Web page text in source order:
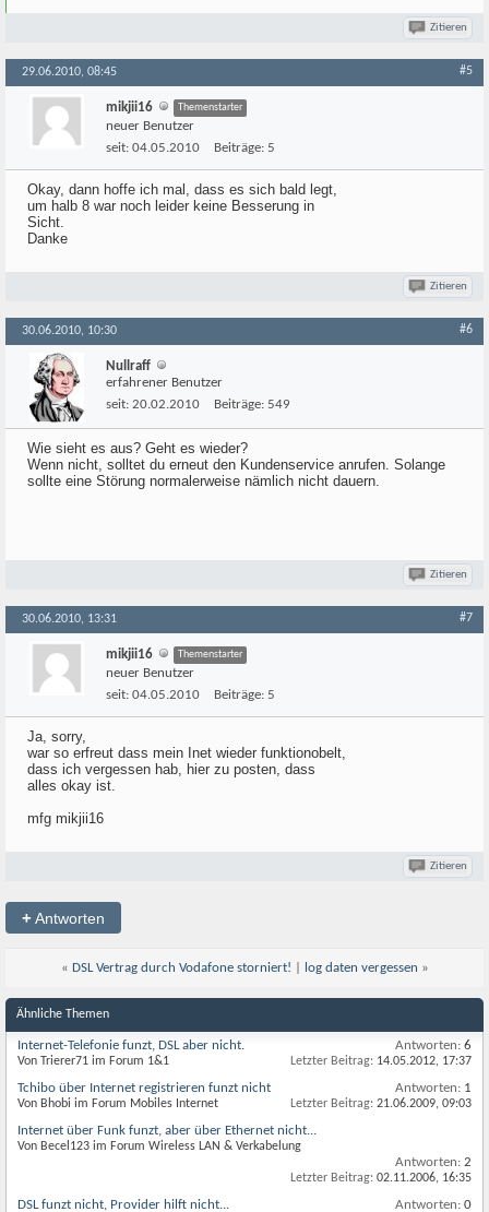
Zitieren
29.06.2010, 08:45 #5
mikjii16 Themenstarter
neuer Benutzer
seit: 04.05.2010 Beiträge: 5
Okay, dann hoffe ich mal, dass es sich bald legt,
um halb 8 war noch leider keine Besserung in
Sicht.
Danke
Zitieren
30.06.2010, 10:30 #6
Nullraff
erfahrener Benutzer
seit: 20.02.2010 Beiträge: 549
Wie sieht es aus? Geht es wieder?
Wenn nicht, solltet du erneut den Kundenservice anrufen. Solange
sollte eine Störung normalerweise nämlich nicht dauern.
Zitieren
30.06.2010, 13:31 #7
mikjii16 Themenstarter
neuer Benutzer
seit: 04.05.2010 Beiträge: 5
Ja, sorry,
war so erfreut dass mein Inet wieder funktionobelt,
dass ich vergessen hab, hier zu posten, dass
alles okay ist.
mfg mikjii16
Zitieren
+Antworten
« DSL Vertrag durch Vodafone storniert! log daten vergessen »
Ähnliche Themen
Internet-Telefonie funzt, DSL aber nicht.
Von Trierer71 im Forum 1&1
Antworten: 6
Letzter Beitrag: 14.05.2012, 17:37
Tchibo über Internet registrieren funzt nicht
Von Bhobi im Forum Mobiles Internet
Antworten: 1
Letzter Beitrag: 21.06.2009, 09:03
Internet über Funk funzt, aber über Ethernet nicht...
Von Becel123 im Forum Wireless LAN & Verkabelung
Antworten: 2
Letzter Beitrag: 02.11.2006, 16:35
DSL funzt nicht, Provider hilft nicht... Antworten: 0